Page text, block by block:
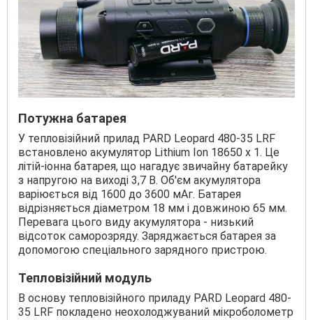
Потужна батарея
У тепловізійний прилад PARD Leopard 480-35 LRF
встановлено акумулятор Lithium Ion 18650 х 1. Це
літій-іонна батарея, що нагадує звичайну батарейку
з напругою на виході 3,7 В. Об'єм акумулятора
варіюється від 1600 до 3600 мАг. Батарея
відрізняється діаметром 18 мм і довжиною 65 мм.
Перевага цього виду акумулятора - низький
відсоток саморозряду. Заряджається батарея за
допомогою спеціального зарядного пристрою.
Тепловізійний модуль
В основу тепловізійного приладу PARD Leopard 480-
35 LRF покладено неохолоджуваний мікроболометр